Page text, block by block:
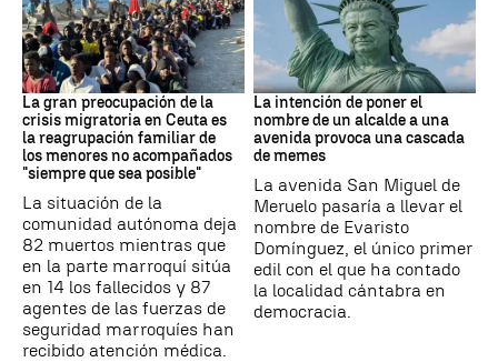
CRISIS MIGRATORIA
La gran preocupación de la
crisis migratoria en Ceuta es
la reagrupación familiar de
los menores no acompañados
"siempre que sea posible"
La situación de la
comunidad autónoma deja
82 muertos mientras que
en la parte marroquí sitúa
en 14 los fallecidos y 87
agentes de las fuerzas de
seguridad marroquíes han
recibido atención médica.
MEMES
La intención de poner el
nombre de un alcalde a una
avenida provoca una cascada
de memes
La avenida San Miguel de
Meruelo pasaría a llevar el
nombre de Evaristo
Domínguez, el único primer
edil con el que ha contado
la localidad cántabra en
democracia.